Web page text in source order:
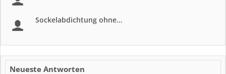
Sockelabdichtung ohne...
Neueste Antworten